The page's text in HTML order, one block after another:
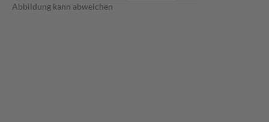
Abbildung kann abweichen